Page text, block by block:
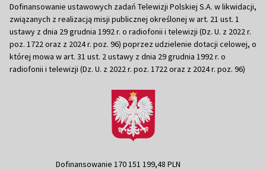
Dofinansowanie ustawowych zadań Telewizji Polskiej S.A. w likwidacji,
związanych z realizacją misji publicznej określonej w art. 21 ust. 1
ustawy z dnia 29 grudnia 1992 r. o radiofonii i telewizji (Dz. U. z 2022 r.
poz. 1722 oraz z 2024 r. poz. 96) poprzez udzielenie dotacji celowej, o
której mowa w art. 31 ust. 2 ustawy z dnia 29 grudnia 1992 r. o
radiofonii i telewizji (Dz. U. z 2022 r. poz. 1722 oraz z 2024 r. poz. 96)
Dofinansowanie 170 151 199,48 PLN